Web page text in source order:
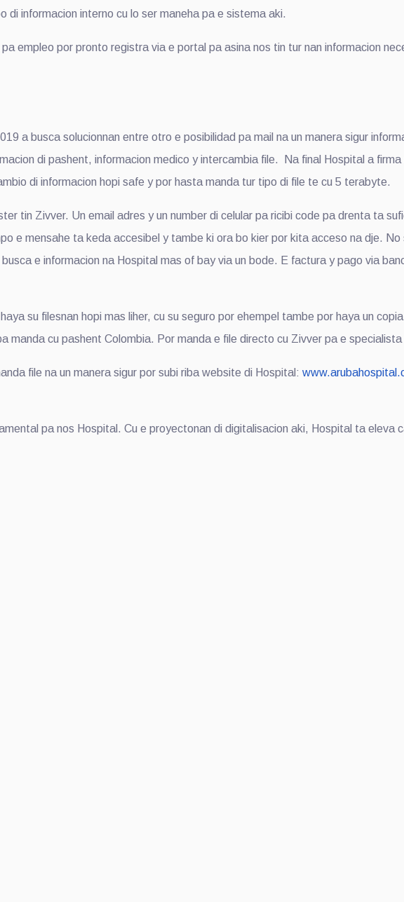
informacion interno cu lo ser maneha pa e sistema aki.
por pronto registra via e portal pa asina nos tin tur nan informacion
busca solucionnan entre otro e posibilidad pa mail na un manera sigur
di pashent, informacion medico y intercambia file. Na final Hospital a firma
di informacion hopi safe y por hasta manda tur tipo di file te cu 5 terabyte.
Zivver. Un email adres y un number di celular pa ricibi code pa drenta ta
e mensahe ta keda accesibel y tambe ki ora bo kier por kita acceso na dje. No
e informacion na Hospital mas of bay via un bode. E factura y pago via
filesnan hopi mas liher, cu su seguro por ehempel tambe por haya un copia
manda cu pashent Colombia. Por manda e file directo cu Zivver pa e specialista
file na un manera sigur por subi riba website di Hospital:
pa nos Hospital. Cu e proyectonan di digitalisacion aki, Hospital ta eleva